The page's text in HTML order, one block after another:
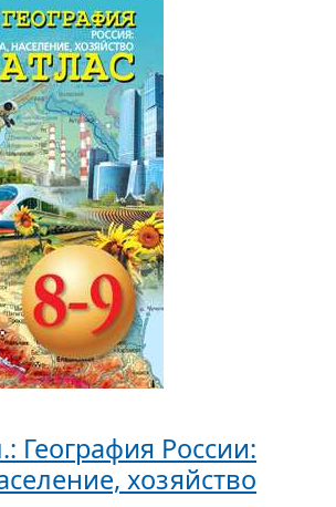
География России:
хозяйство